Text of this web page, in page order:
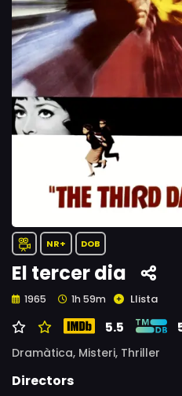
NR+ DOB
El tercer dia
1965 1h 59m Llista
5.5
Dramàtica, Misteri, Thriller
Directors